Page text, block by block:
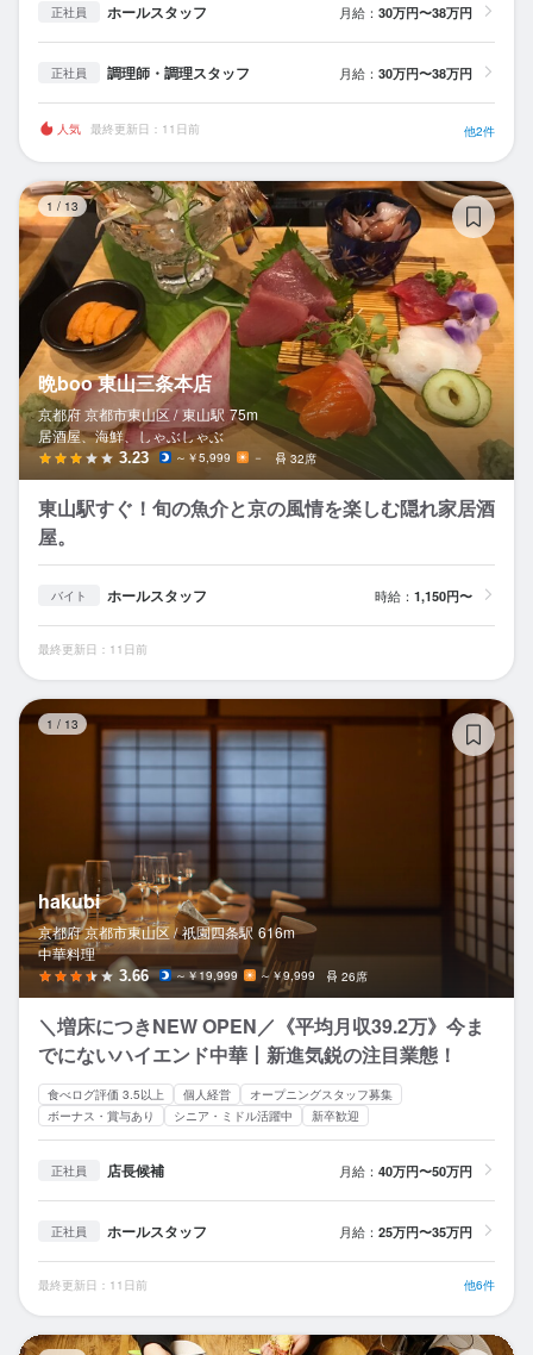
正社員 ホールスタッフ 月給： 30万円〜38万円
正社員 調理師・調理スタッフ 月給： 30万円〜38万円
人気 最終更新日：11日前 他2件
1 / 13
晩boo 東山三条本店
京都府 京都市東山区 / 東山駅 75m
居酒屋、海鮮、しゃぶしゃぶ
3.23 ～￥5,999 － 32席
東山駅すぐ！旬の魚介と京の風情を楽しむ隠れ家居酒
屋。
バイト ホールスタッフ 時給： 1,150円〜
最終更新日：11日前
1 / 13
hakubi
京都府 京都市東山区 / 祇園四条駅 616m
中華料理
3.66 ～￥19,999 ～￥9,999 26席
＼増床につきNEW OPEN／《平均月収39.2万》今ま
でにないハイエンド中華丨新進気鋭の注目業態！
食べログ評価 3.5以上 個人経営
オープニングスタッフ募集
ボーナス・賞与あり
シニア・ミドル活躍中 新卒歓迎
正社員 店長候補 月給： 40万円〜50万円
正社員 ホールスタッフ 月給： 25万円〜35万円
最終更新日：11日前 他6件